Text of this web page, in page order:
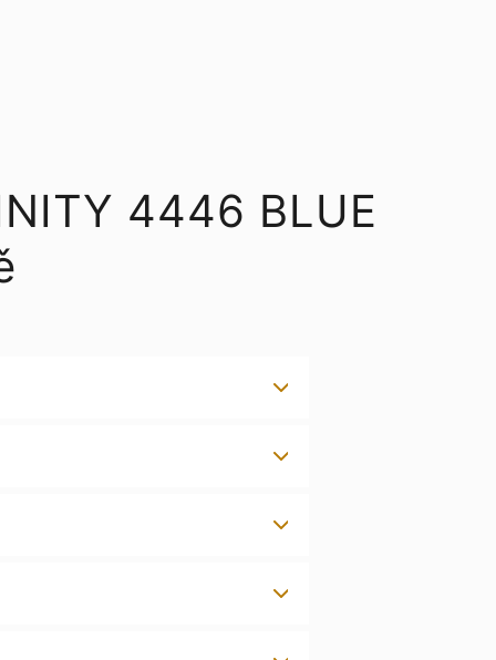
4446 BLUE